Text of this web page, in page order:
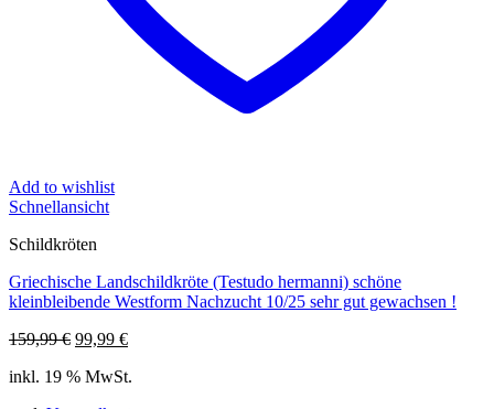
Add to wishlist
Schnellansicht
Schildkröten
Griechische Landschildkröte (Testudo hermanni) schöne
kleinbleibende Westform Nachzucht 10/25 sehr gut gewachsen !
159,99€ Ursprünglicher
war:
99,99 €Aktueller
ist:
inkl. 19 % MwSt.